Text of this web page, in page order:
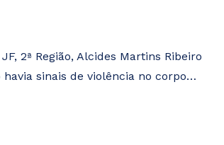
2ª Região, Alcides Martins Ribeiro
sinais de violência no corpo…